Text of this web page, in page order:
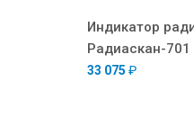
Индикатор
Радиаскан-701
33 075 ₽